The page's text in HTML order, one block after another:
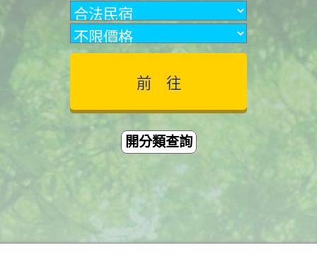
開分類查詢